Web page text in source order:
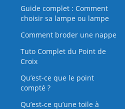
Guide complet : Comment
choisir sa lampe ou lampe
Comment broder une nappe
Tuto Complet du Point de
Croix
Qu’est-ce que le point
compté ?
Qu’est‑ce qu’une toile à